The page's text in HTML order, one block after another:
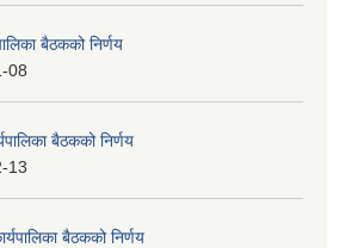
बैठकको निर्णय
08
बैठकको निर्णय
13
बैठकको निर्णय